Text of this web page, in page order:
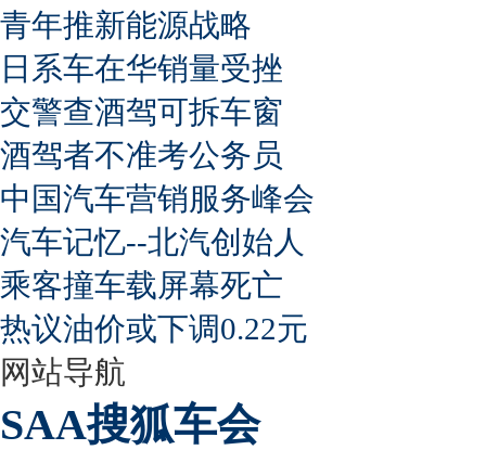
青年推新能源战略
日系车在华销量受挫
交警查酒驾可拆车窗
酒驾者不准考公务员
中国汽车营销服务峰会
汽车记忆--北汽创始人
乘客撞车载屏幕死亡
热议油价或下调0.22元
网站导航
SAA搜狐车会